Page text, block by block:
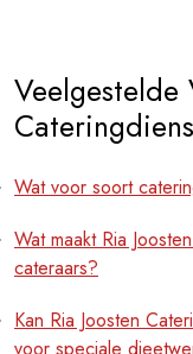
Veelgestelde
Wat voor soort
Wat maakt Ria
cateraars?
Kan Ria Joosten